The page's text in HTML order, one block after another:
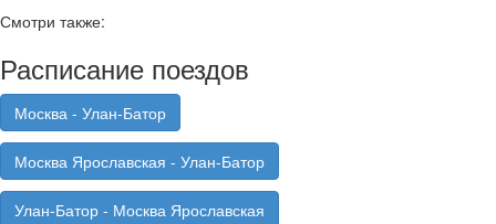
Смотри также:
Расписание поездов
Москва - Улан-Батор
Москва Ярославская - Улан-Батор
Улан-Батор - Москва Ярославская